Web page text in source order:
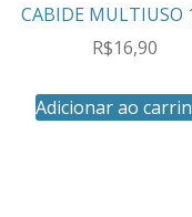
CABIDE MULTIUSO
R$16,90
Adicionar ao